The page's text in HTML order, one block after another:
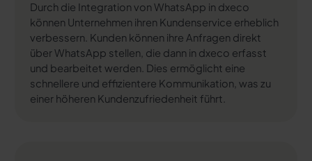
Durch die Integration von WhatsApp in dxeco
können Unternehmen ihren Kundenservice erheblich
verbessern. Kunden können ihre Anfragen direkt
über WhatsApp stellen, die dann in dxeco erfasst
und bearbeitet werden. Dies ermöglicht eine
schnellere und effizientere Kommunikation, was zu
einer höheren Kundenzufriedenheit führt.